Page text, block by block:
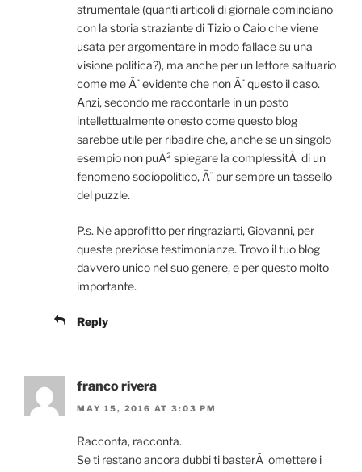
strumentale (quanti articoli di giornale cominciano
con la storia straziante di Tizio o Caio che viene
usata per argomentare in modo fallace su una
visione politica?), ma anche per un lettore saltuario
come me Ã¨ evidente che non Ã¨ questo il caso.
Anzi, secondo me raccontarle in un posto
intellettualmente onesto come questo blog
sarebbe utile per ribadire che, anche se un singolo
esempio non puÃ² spiegare la complessitÃ di un
fenomeno sociopolitico, Ã¨ pur sempre un tassello
del puzzle.
P.s. Ne approfitto per ringraziarti, Giovanni, per
queste preziose testimonianze. Trovo il tuo blog
davvero unico nel suo genere, e per questo molto
importante.
Reply
franco rivera
MAY 15, 2016 AT 3:03 PM
Racconta, racconta.
Se ti restano ancora dubbi ti basterÃ omettere i